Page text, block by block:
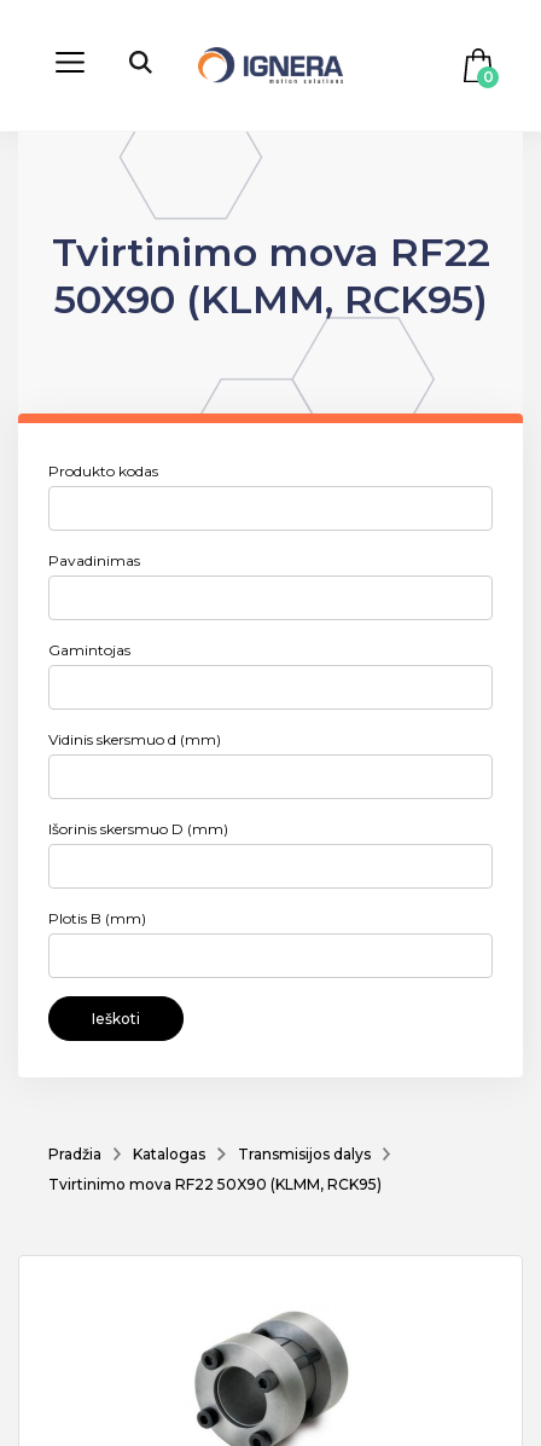
0
Tvirtinimo mova RF22
50X90 (KLMM, RCK95)
Produkto kodas
Pavadinimas
Gamintojas
Vidinis skersmuo d (mm)
Išorinis skersmuo D (mm)
Plotis B (mm)
Ieškoti
Pradžia Katalogas
Transmisijos dalys
Tvirtinimo mova RF22 50X90 (KLMM, RCK95)